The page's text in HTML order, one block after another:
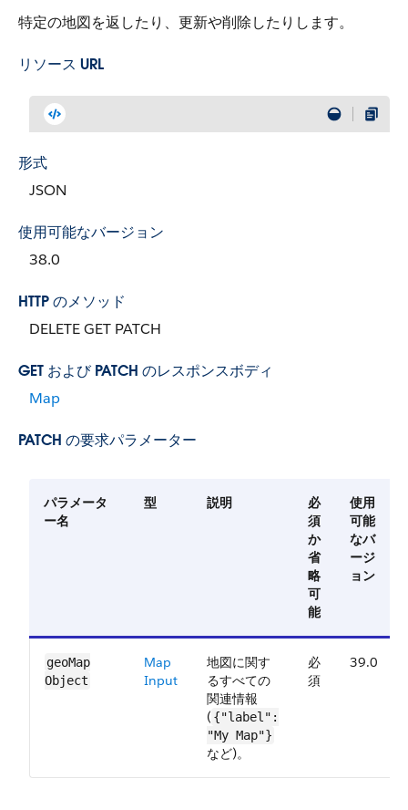
特定の地図を返したり、更新や削除したりします。
リソース URL
形式
JSON
使用可能なバージョン
38.0
HTTP のメソッド
DELETE GET PATCH
GET および PATCH のレスポンスボディ
Map
PATCH の要求パラメーター
パラメータ
ー名
型 説明
必
須
か
省
略
可
能
使用
可能
なバ
ージ
ョン
geo​Map​
Object
Map​
Input
地図に関す
るすべての
関連情報
( {"label":
"My Map"}
など)。
必
須
39.0